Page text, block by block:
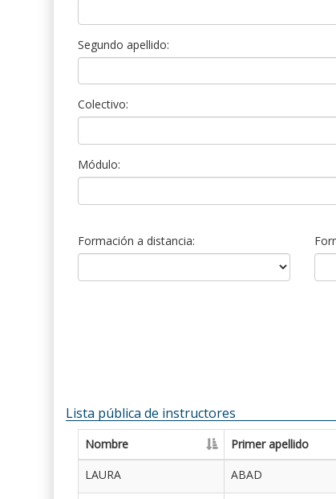
Segundo apellido:
Colectivo:
Módulo:
Formación a distancia:
Lista pública de instructores
Nombre Primer apellido
LAURA
ABAD